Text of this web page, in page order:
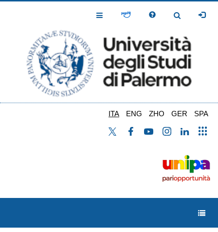
Toggle
Toggle
ITA ENG ZHO GER SPA